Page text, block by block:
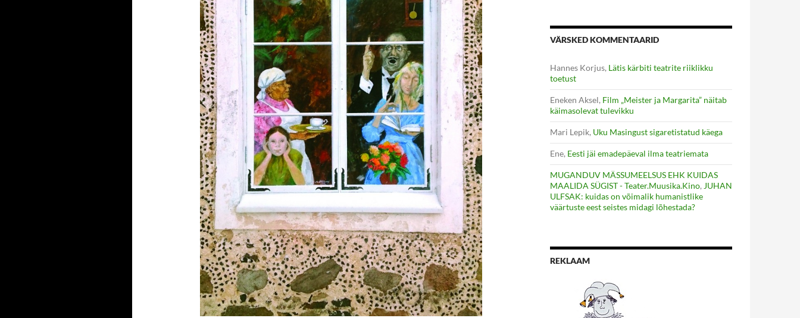
VÄRSKED KOMMENTAARID
Hannes Korjus, Lätis kärbiti teatrite riiklikku
toetust
Eneken Aksel, Film „Meister ja Margarita” näitab
käimasolevat tulevikku
Mari Lepik, Uku Masingust sigaretistatud käega
Ene, Eesti jäi emadepäeval ilma teatriemata
MUGANDUV MÄSSUMEELSUS EHK KUIDAS
MAALIDA SÜGIST - Teater.Muusika.Kino, JUHAN
ULFSAK: kuidas on võimalik humanistlike
väärtuste eest seistes midagi lõhestada?
REKLAAM